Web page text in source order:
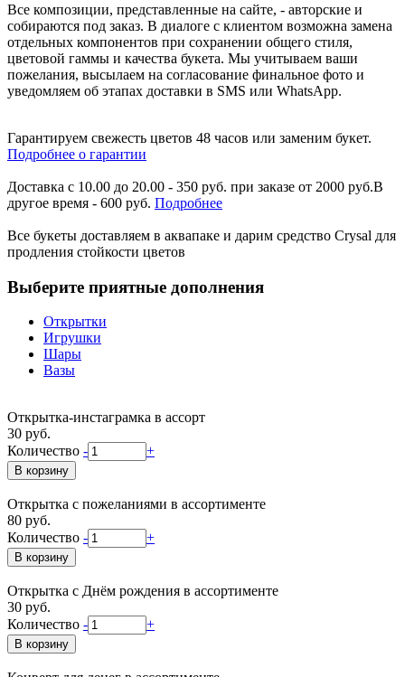
Все композиции, представленные на сайте, - авторские и
собираются под заказ. В диалоге с клиентом возможна замена
отдельных компонентов при сохранении общего стиля,
цветовой гаммы и качества букета. Мы учитываем ваши
пожелания, высылаем на согласование финальное фото и
уведомляем об этапах доставки в SMS или WhatsApp.
Гарантируем свежесть цветов 48 часов или заменим букет.
Подробнее о гарантии
Доставка с 10.00 до 20.00 - 350 руб. при заказе от 2000 руб.В
другое время - 600 руб. Подробнее
Все букеты доставляем в аквапаке и дарим средство Crysal для
продления стойкости цветов
Выберите приятные дополнения
Открытки
Игрушки
Шары
Вазы
Открытка-инстаграмка в ассорт
30 руб.
Количество - +
Открытка с пожеланиями в ассортименте
80 руб.
Количество - +
Открытка с Днём рождения в ассортименте
30 руб.
Количество - +